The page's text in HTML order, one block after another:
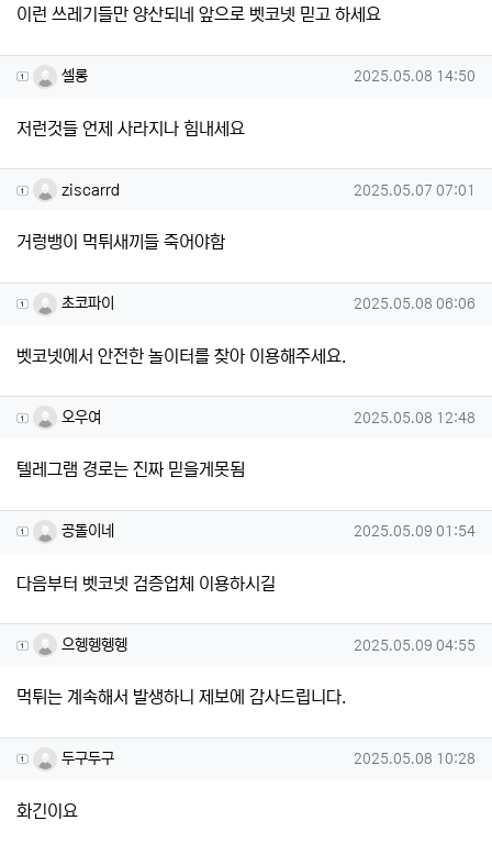
이런 쓰레기들만 양산되네 앞으로 벳코넷 믿고 하세요
셀롱님의 댓글
셀롱 작성일
2025.05.08 14:50
저런것들 언제 사라지나 힘내세요
ziscarrd님의 댓글
ziscarrd 작성일
2025.05.07 07:01
거렁뱅이 먹튀새끼들 죽어야함
초코파이님의 댓글
초코파이 작성일
2025.05.08 06:06
벳코넷에서 안전한 놀이터를 찾아 이용해주세요.
오우여님의 댓글
오우여 작성일
2025.05.08 12:48
텔레그램 경로는 진짜 믿을게못됨
공돌이네님의 댓글
공돌이네 작성일
2025.05.09 01:54
다음부터 벳코넷 검증업체 이용하시길
으헹헹헹헹님의 댓글
으헹헹헹헹 작성일
2025.05.09 04:55
먹튀는 계속해서 발생하니 제보에 감사드립니다.
두구두구님의 댓글
두구두구 작성일
2025.05.08 10:28
화긴이요